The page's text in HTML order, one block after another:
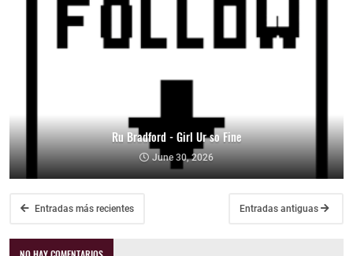
Ru Bradford - Girl Ur so Fine
June 30, 2026
Entradas más recientes Entradas antiguas